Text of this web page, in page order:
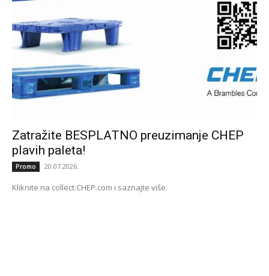
Zatražite BESPLATNO preuzimanje CHEP
plavih paleta!
Promo 20.07.2026.
Kliknite na collect.CHEP.com i saznajte više.